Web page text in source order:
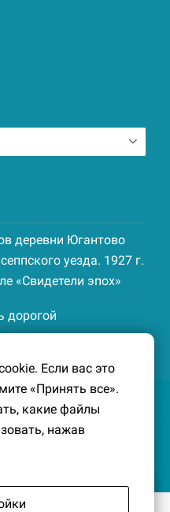
деревни Югантово
уезда. 1927 г.
«Свидетели эпох»
дорогой
уезда. 1926-
«Свидетели
Если вас это
«Принять все».
какие файлы
нажав